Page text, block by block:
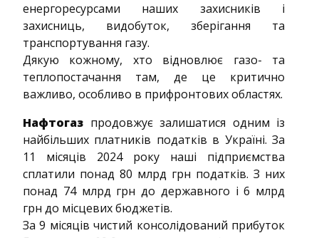
енергоресурсами наших захисників і
захисниць, видобуток, зберігання та
транспортування газу.
Дякую кожному, хто відновлює газо- та
теплопостачання там, де це критично
важливо, особливо в прифронтових областях.
Нафтогаз продовжує залишатися одним із
найбільших платників податків в Україні. За
11 місяців 2024 року наші підприємства
сплатили понад 80 млрд грн податків. З них
понад 74 млрд грн до державного і 6 млрд
грн до місцевих бюджетів.
За 9 місяців чистий консолідований прибуток